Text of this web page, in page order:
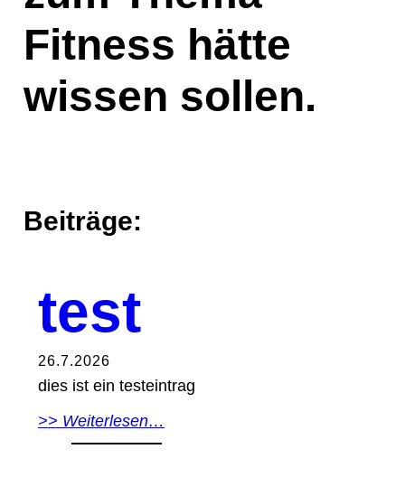
Fitness hätte
wissen sollen.
Beiträge:
test
26.7.2026
dies ist ein testeintrag
>> Weiterlesen…